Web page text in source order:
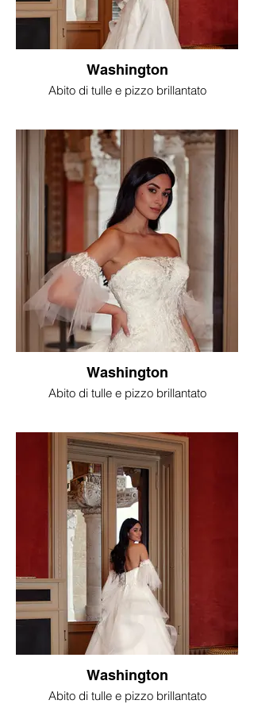
Washington
Abito di tulle e pizzo brillantato
Washington
Abito di tulle e pizzo brillantato
Washington
Abito di tulle e pizzo brillantato